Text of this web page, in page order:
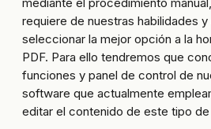
requiere de nuestras habilidades
seleccionar la mejor opción a la
PDF. Para ello tendremos que
funciones y panel de control de
software que actualmente
editar el contenido de este tipo